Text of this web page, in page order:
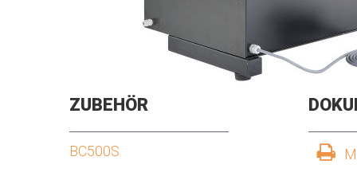
ZUBEHÖR
BC500S